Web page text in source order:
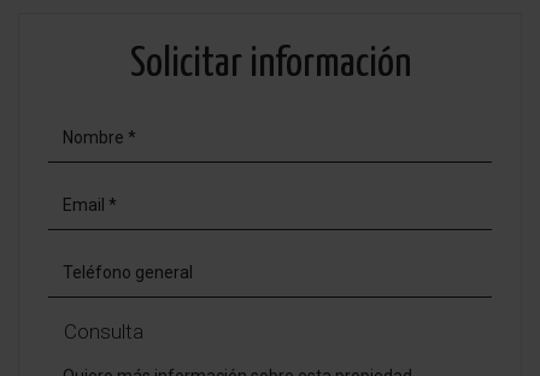
Solicitar información
Consulta